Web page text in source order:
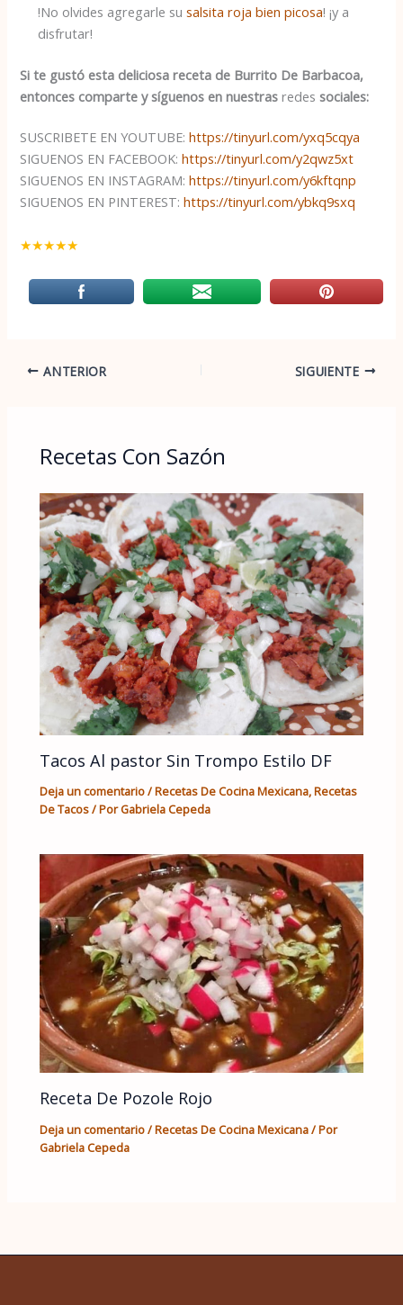
!No olvides agregarle susalsita roja bien picosa! ¡y a
disfrutar!
Si te gustó esta deliciosa receta de Burrito De Barbacoa,
entonces comparte y síguenos en nuestras redes sociales:
SUSCRIBETE EN YOUTUBE:https://tinyurl.com/yxq5cqya
SIGUENOS EN FACEBOOK:https://tinyurl.com/y2qwz5xt
SIGUENOS EN INSTAGRAM:https://tinyurl.com/y6kftqnp
SIGUENOS EN PINTEREST:https://tinyurl.com/ybkq9sxq
★★★★★
ANTERIOR SIGUIENTE
Recetas Con Sazón
Tacos Al pastor Sin Trompo Estilo DF
Deja un comentario/Recetas De Cocina Mexicana,Recetas
De Tacos/ PorGabriela Cepeda
Receta De Pozole Rojo
Deja un comentario/Recetas De Cocina Mexicana/ Por
Gabriela Cepeda